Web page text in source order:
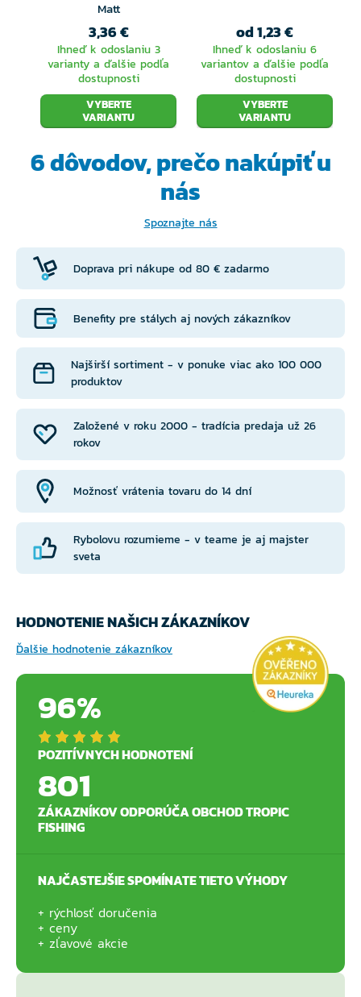
Matt
3,36 €
Ihneď k odoslaniu 3
varianty a ďalšie podľa
dostupnosti
VYBERTE
VARIANTU
od 1,23 €
Ihneď k odoslaniu 6
variantov a ďalšie podľa
dostupnosti
VYBERTE
VARIANTU
6 dôvodov, prečonakúpiť u
nás
Spoznajte nás
Doprava pri nákupe od 80 € zadarmo
Založené v roku 2000 - tradícia predaja už 26
rokov
Benefity pre stálych aj nových zákazníkov
Možnosť vrátenia tovaru do 14 dní
Najširší sortiment - v ponuke viac ako 100 000
produktov
Rybolovu rozumieme - v teame je aj majster
sveta
HODNOTENIE NAŠICH ZÁKAZNÍKOV
Ďalšie hodnotenie zákazníkov
96%
POZITÍVNYCH HODNOTENÍ
801
ZÁKAZNÍKOV ODPORÚČA OBCHOD TROPIC
FISHING
NAJČASTEJŠIE SPOMÍNATE TIETO VÝHODY
rýchlosť doručenia
ceny
zľavové akcie